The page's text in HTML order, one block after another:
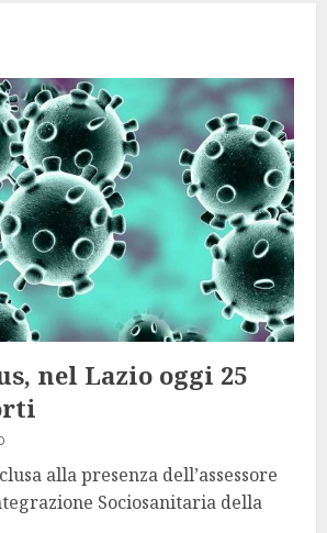
nel Lazio oggi 25
alla presenza dell’assessore
Sociosanitaria della